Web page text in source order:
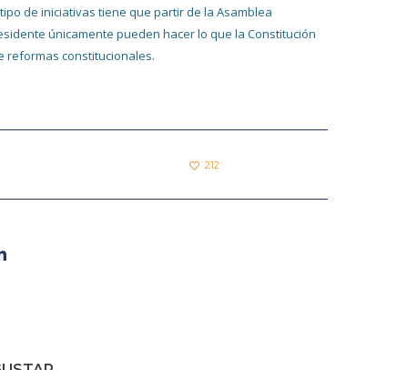
de iniciativas tiene que partir de la Asamblea
únicamente pueden hacer lo que la Constitución
reformas constitucionales.
212